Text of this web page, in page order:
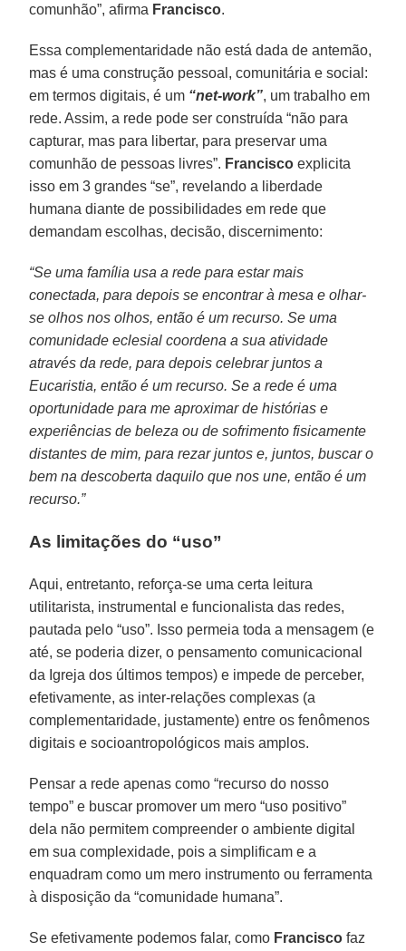
comunhão”, afirma Francisco.
Essa complementaridade não está dada de antemão,
mas é uma construção pessoal, comunitária e social:
em termos digitais, é um “net-work”, um trabalho em
rede. Assim, a rede pode ser construída “não para
capturar, mas para libertar, para preservar uma
comunhão de pessoas livres”. Francisco explicita
isso em 3 grandes “se”, revelando a liberdade
humana diante de possibilidades em rede que
demandam escolhas, decisão, discernimento:
“Se uma família usa a rede para estar mais
conectada, para depois se encontrar à mesa e olhar-
se olhos nos olhos, então é um recurso. Se uma
comunidade eclesial coordena a sua atividade
através da rede, para depois celebrar juntos a
Eucaristia, então é um recurso. Se a rede é uma
oportunidade para me aproximar de histórias e
experiências de beleza ou de sofrimento fisicamente
distantes de mim, para rezar juntos e, juntos, buscar o
bem na descoberta daquilo que nos une, então é um
recurso.”
As limitações do “uso”
Aqui, entretanto, reforça-se uma certa leitura
utilitarista, instrumental e funcionalista das redes,
pautada pelo “uso”. Isso permeia toda a mensagem (e
até, se poderia dizer, o pensamento comunicacional
da Igreja dos últimos tempos) e impede de perceber,
efetivamente, as inter-relações complexas (a
complementaridade, justamente) entre os fenômenos
digitais e socioantropológicos mais amplos.
Pensar a rede apenas como “recurso do nosso
tempo” e buscar promover um mero “uso positivo”
dela não permitem compreender o ambiente digital
em sua complexidade, pois a simplificam e a
enquadram como um mero instrumento ou ferramenta
à disposição da “comunidade humana”.
Se efetivamente podemos falar, como Francisco faz